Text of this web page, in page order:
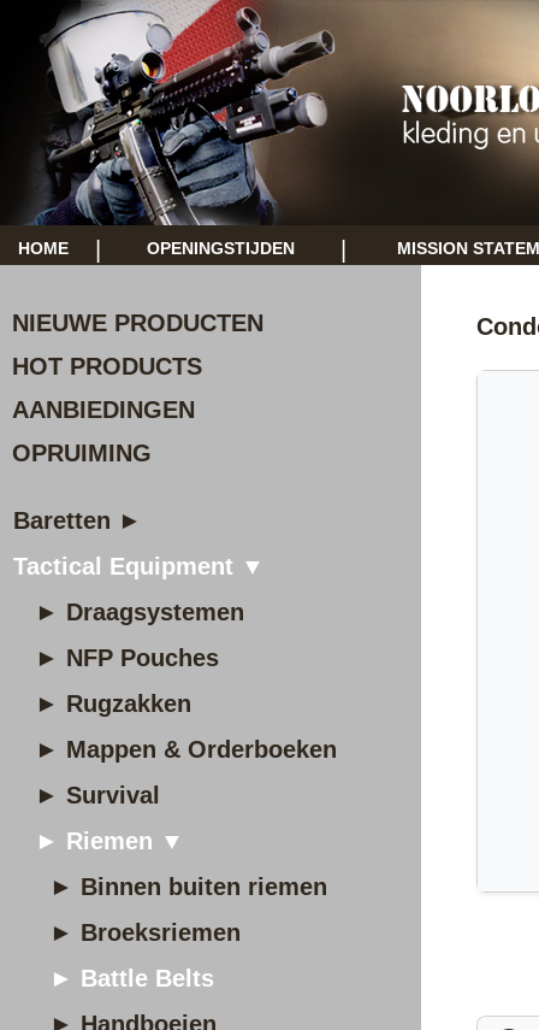
HOME OPENINGSTIJDEN MISSION
NIEUWE PRODUCTEN
HOT PRODUCTS
AANBIEDINGEN
OPRUIMING
Baretten ►
Tactical Equipment ▼
► Draagsystemen
► NFP Pouches
► Rugzakken
► Mappen & Orderboeken
► Survival
► Riemen ▼
► Binnen buiten riemen
► Broeksriemen
► Battle Belts
► Handboeien